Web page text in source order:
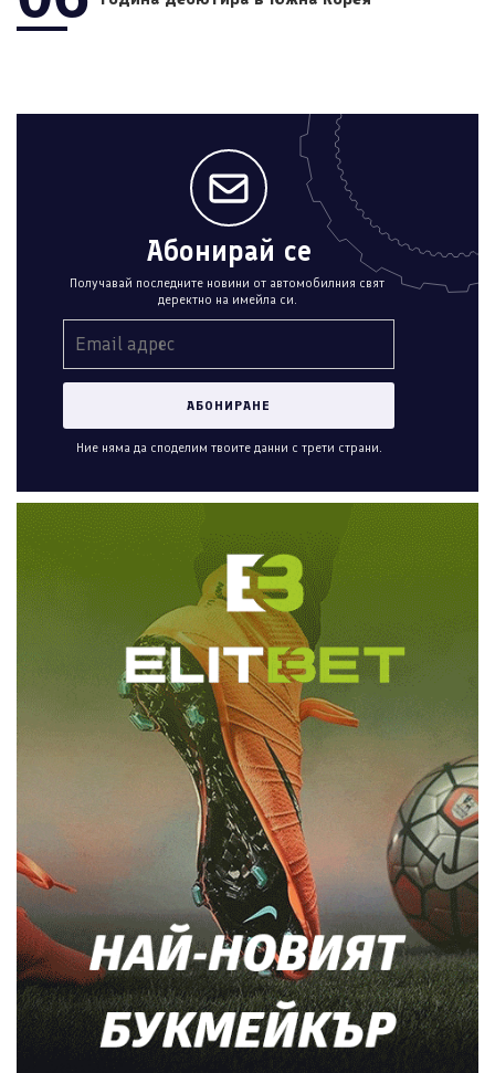
Абонирай се
Получавай последните новини от автомобилния свят
деректно на имейла си.
Ние няма да споделим твоите данни с трети страни.